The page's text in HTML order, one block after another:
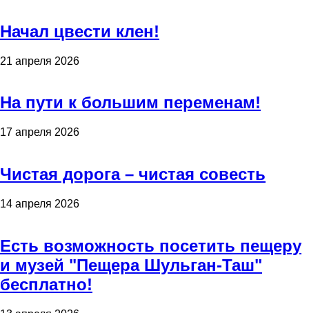
Начал цвести клен!
21 апреля 2026
На пути к большим переменам!
17 апреля 2026
Чистая дорога – чистая совесть
14 апреля 2026
Есть возможность посетить пещеру
и музей "Пещера Шульган-Таш"
бесплатно!